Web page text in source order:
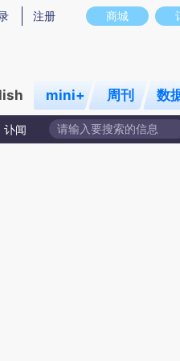
意图存在偏差。不代表财新观点和
商城
注册
mini+ 周刊 数
讣闻